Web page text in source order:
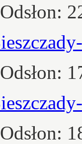
Odsłon:
Odsłon:
Odsłon: